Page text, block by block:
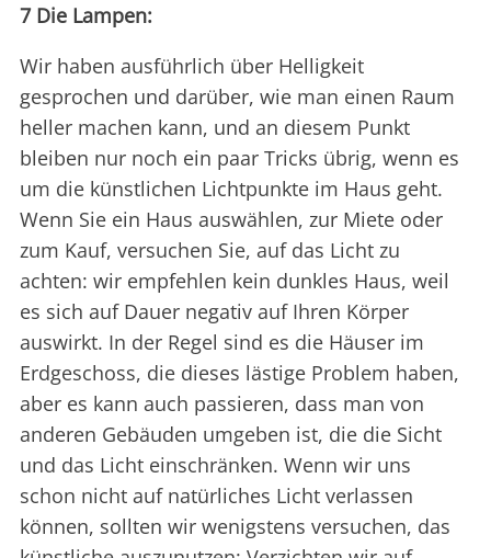
7 Die Lampen:
Wir haben ausführlich über Helligkeit
gesprochen und darüber, wie man einen Raum
heller machen kann, und an diesem Punkt
bleiben nur noch ein paar Tricks übrig, wenn es
um die künstlichen Lichtpunkte im Haus geht.
Wenn Sie ein Haus auswählen, zur Miete oder
zum Kauf, versuchen Sie, auf das Licht zu
achten: wir empfehlen kein dunkles Haus, weil
es sich auf Dauer negativ auf Ihren Körper
auswirkt. In der Regel sind es die Häuser im
Erdgeschoss, die dieses lästige Problem haben,
aber es kann auch passieren, dass man von
anderen Gebäuden umgeben ist, die die Sicht
und das Licht einschränken. Wenn wir uns
schon nicht auf natürliches Licht verlassen
können, sollten wir wenigstens versuchen, das